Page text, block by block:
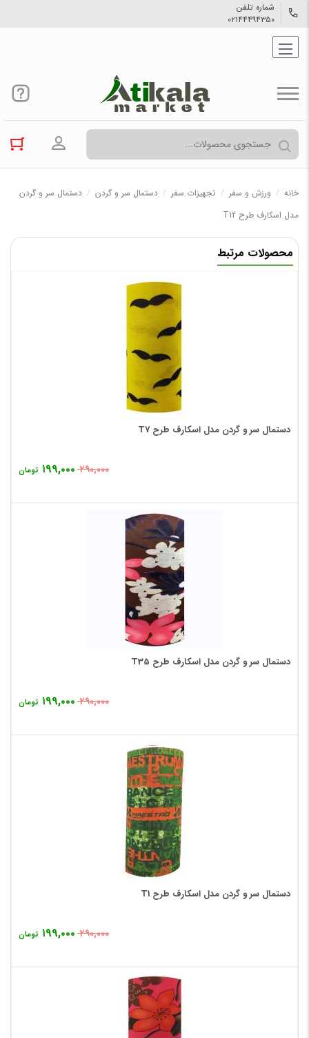
شماره تلفن
۰۲۱۴۴۴۹۴۳۵۰
ورود به
خانه / ورزش و سفر / تجهیزات سفر / دستمال سر و گردن / دستمال سر و گردن
مدل اسکارف طرح T12
محصولات مرتبط
دستمال سر و گردن مدل اسکارف طرح T7
۲۹۰,۰۰۰ ۱۹۹,۰۰۰ تومان
دستمال سر و گردن مدل اسکارف طرح T35
۲۹۰,۰۰۰ ۱۹۹,۰۰۰ تومان
دستمال سر و گردن مدل اسکارف طرح T1
۲۹۰,۰۰۰ ۱۹۹,۰۰۰ تومان